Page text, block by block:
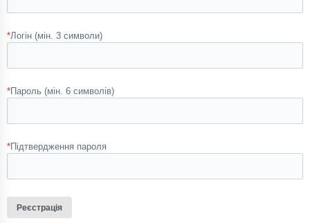
*Логін (мін. 3 символи)
*Пароль (мін. 6 символів)
*Підтвердження пароля